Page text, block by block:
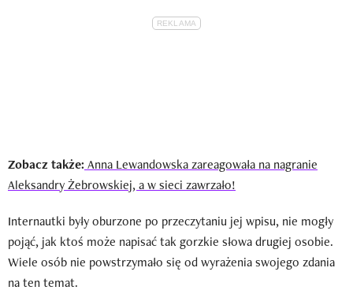
Zobacz także: Anna Lewandowska zareagowała na nagranie
Aleksandry Żebrowskiej, a w sieci zawrzało!
Internautki były oburzone po przeczytaniu jej wpisu, nie mogły
pojąć, jak ktoś może napisać tak gorzkie słowa drugiej osobie.
Wiele osób nie powstrzymało się od wyrażenia swojego zdania
na ten temat.